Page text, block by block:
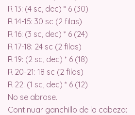
R 13: (4 sc, dec) * 6 (30)
R 14-15: 30 sc (2 filas)
R 16: (3 sc, dec) * 6 (24)
R 17-18: 24 sc (2 filas)
R 19: (2 sc, dec) * 6 (18)
R 20-21: 18 sc (2 filas)
R 22: (1 sc, dec) * 6 (12)
No se abrose.
Continuar ganchillo de la cabeza: